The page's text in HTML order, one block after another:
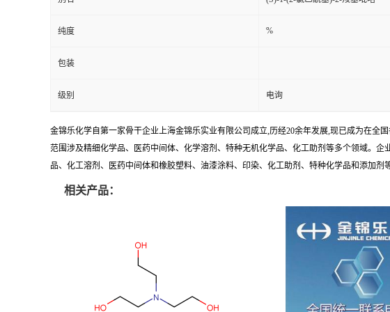
纯度 %
包装
级别 电询
金锦乐化学自第一家骨干企业上海金锦乐实业有限公司成立,历经20余年发展,现已成为在
范围涉及精细化学品、医药中间体、化学溶剂、特种无机化学品、化工助剂等多个领域。
品、化工溶剂、医药中间体和橡胶塑料、油漆涂料、印染、化工助剂、特种化学品和添加
相关产品：